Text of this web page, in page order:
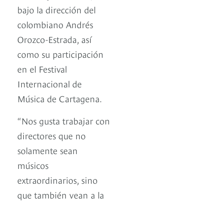
bajo la dirección del
colombiano Andrés
Orozco-Estrada, así
como su participación
en el Festival
Internacional de
Música de Cartagena.
“Nos gusta trabajar con
directores que no
solamente sean
músicos
extraordinarios, sino
que también vean a la